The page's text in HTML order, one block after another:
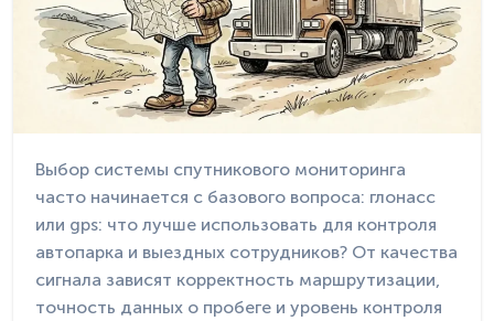
Выбор системы спутникового мониторинга
часто начинается с базового вопроса: глонасс
или gps: что лучше использовать для контроля
автопарка и выездных сотрудников? От качества
сигнала зависят корректность маршрутизации,
точность данных о пробеге и уровень контроля